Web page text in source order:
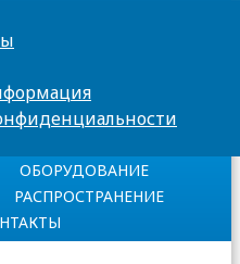
ОБОРУДОВАНИЕ
РАСПРОСТРАНЕНИЕ